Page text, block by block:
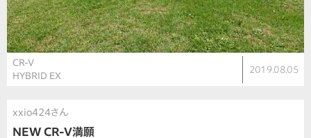
CR-V
HYBRID EX
2019.08.05
xxio424さん
NEW CR-V満願